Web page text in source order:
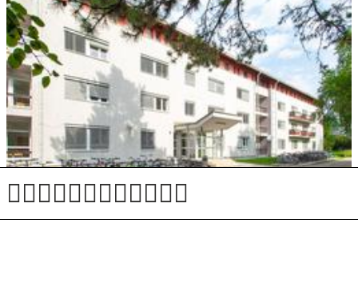
​​​​​​​Rok za oddajo prošnje za subvencionirano bivanje se